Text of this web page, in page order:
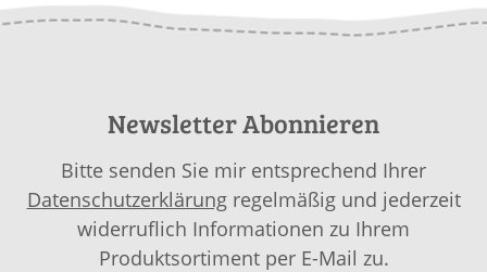
Newsletter Abonnieren
Bitte senden Sie mir entsprechend Ihrer
Datenschutzerklärungregelmäßig und jederzeit
widerruflich Informationen zu Ihrem
Produktsortiment per E-Mail zu.